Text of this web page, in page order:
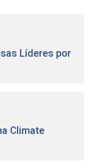
Líderes por
Climate